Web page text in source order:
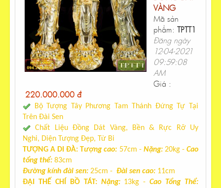
VÀNG
Mã sản
phẩm: TPTT1
Đăng ngày
12-04-2021
09:59:08
AM
Giá :
220.000.000 đ
Bộ Tượng Tây Phương Tam Thánh Đứng Tự Tại
Trên Đài Sen
Chất Liệu Đồng Dát Vàng, Bền & Rực Rỡ Uy
Nghi, Diện Tượng Đẹp, Từ Bi
TƯỢNG A DI ĐÀ: Tượng cao: 57cm - Nặng:20kg -Cao
tổng thể: 83cm
Đường kính đài sen: 25cm - Đài sen cao: 11cm
ĐẠI THẾ CHÍ BỒ TÁT: Nặng:13kg -Cao Tổng Thể: